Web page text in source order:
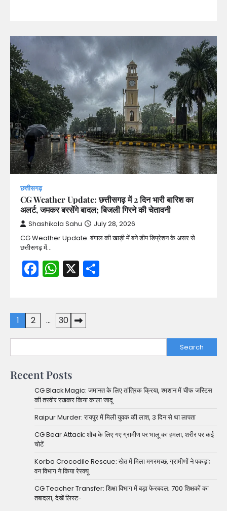
छत्तीसगढ़
CG Weather Update: छत्तीसगढ़ में 2 दिन भारी बारिश का
अलर्ट, जमकर बरसेंगे बादल; बिजली गिरने की चेतावनी
Shashikala Sahu July 28, 2026
CG Weather Update: बंगाल की खाड़ी में बने डीप डिप्रेशन के असर से
छत्तीसगढ़ में…
Facebook
WhatsApp
X
Posts
pagination
1 2 … 30
Search
Recent Posts
CG Black Magic: जमानत के लिए तांत्रिक क्रिया, श्मशान में चीफ जस्टिस
की तस्वीर रखकर किया काला जादू
Raipur Murder: रायपुर में मिली युवक की लाश, 3 दिन से था लापता
CG Bear Attack: शौच के लिए गए ग्रामीण पर भालू का हमला, शरीर पर कई
चोटें
Korba Crocodile Rescue: खेत में मिला मगरमच्छ, ग्रामीणों ने पकड़ा;
वन विभाग ने किया रेस्क्यू
CG Teacher Transfer: शिक्षा विभाग में बड़ा फेरबदल; 700 शिक्षकों का
तबादला, देखें लिस्ट-